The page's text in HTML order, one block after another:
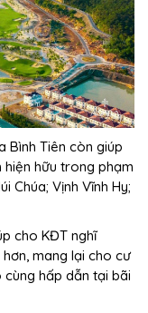
Bình Tiên còn giúp
hữu trong phạm
Chúa; Vịnh Vĩnh Hy;
cho KĐT nghĩ
mang lại cho cư
hấp dẫn tại bãi